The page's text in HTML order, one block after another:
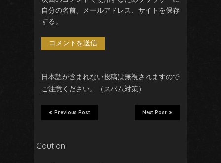
自分の名前、メールアドレス、サイトを保存
する。
日本語が含まれない投稿は無視されますので
ご注意ください。（スパム対策）
Next Post
Previous Post
Caution